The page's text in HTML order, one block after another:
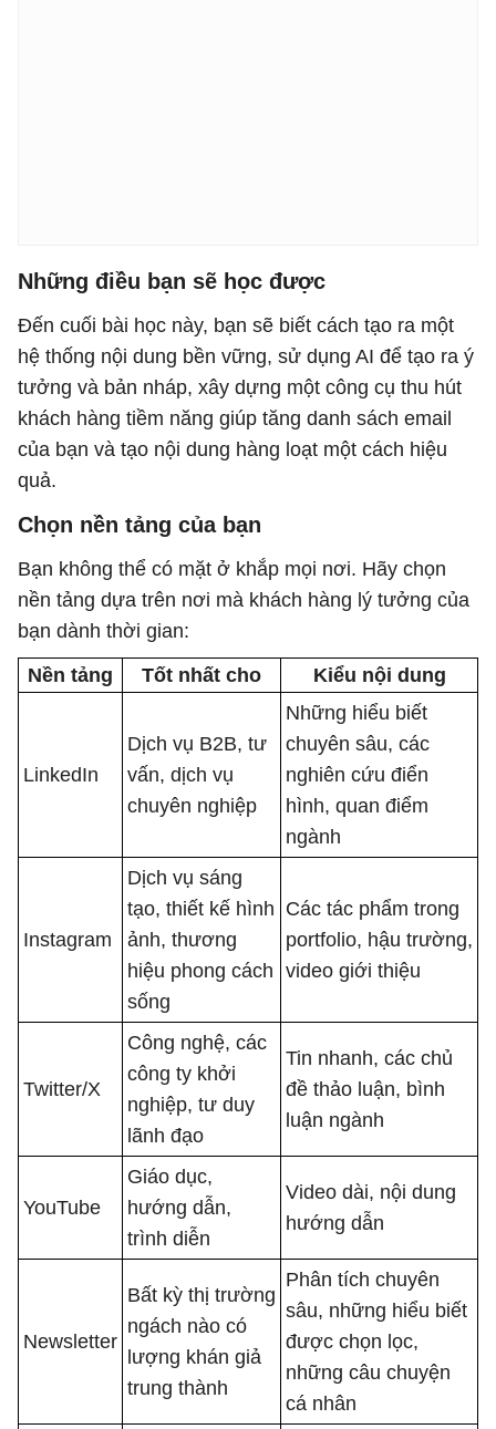
Những điều bạn sẽ học được
Đến cuối bài học này, bạn sẽ biết cách tạo ra một
hệ thống nội dung bền vững, sử dụng AI để tạo ra ý
tưởng và bản nháp, xây dựng một công cụ thu hút
khách hàng tiềm năng giúp tăng danh sách email
của bạn và tạo nội dung hàng loạt một cách hiệu
quả.
Chọn nền tảng của bạn
Bạn không thể có mặt ở khắp mọi nơi. Hãy chọn
nền tảng dựa trên nơi mà khách hàng lý tưởng của
bạn dành thời gian:
Nền tảng
Tốt nhất cho Kiểu nội dung
LinkedIn
Dịch vụ B2B, tư
vấn, dịch vụ
chuyên nghiệp
Những hiểu biết
chuyên sâu, các
nghiên cứu điển
hình, quan điểm
ngành
Instagram
Dịch vụ sáng
tạo, thiết kế hình
ảnh, thương
hiệu phong cách
sống
Các tác phẩm trong
portfolio, hậu trường,
video giới thiệu
Twitter/X
Công nghệ, các
công ty khởi
nghiệp, tư duy
lãnh đạo
Tin nhanh, các chủ
đề thảo luận, bình
luận ngành
YouTube
Giáo dục,
hướng dẫn,
trình diễn
Video dài, nội dung
hướng dẫn
Newsletter
Bất kỳ thị trường
ngách nào có
lượng khán giả
trung thành
Phân tích chuyên
sâu, những hiểu biết
được chọn lọc,
những câu chuyện
cá nhân